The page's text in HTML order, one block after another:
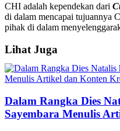
CHI adalah kependekan dari
di dalam mencapai tujuannya
pihak di dalam
Lihat Juga
Dalam Rangka Dies
Sayembara Menulis